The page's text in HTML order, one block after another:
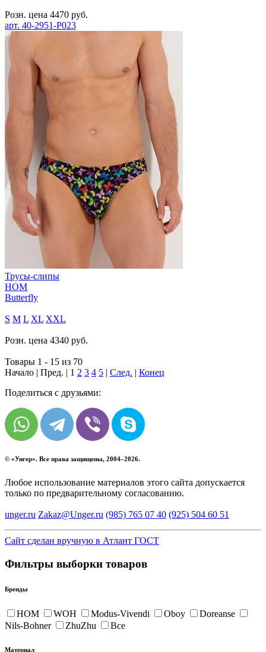
Розн. цена 4470 руб.
арт. 40-2951-P023
Трусы-слипы
HOM
Butterfly
S M L XL XXL
Розн. цена 4340 руб.
Товары 1 - 15 из 70
Начало | Пред. | 1 2 3 4 5 | След. | Конец
Поделиться с друзьями:
© «Унгер». Все права защищены, 2004–2026.
Любое использование материалов этого сайта допускается
только по предварительному согласованию.
unger.ru Zakaz@Unger.ru (985) 765 07 40 (925) 504 60 51
Сайт сделан вручную в Атлант ГОСТ
Фильтры выборки товаров
Бренды
HOM WOH Modus-Vivendi Oboy
Doreanse
Nils-Bohner
ZhuZhu Все
Материал